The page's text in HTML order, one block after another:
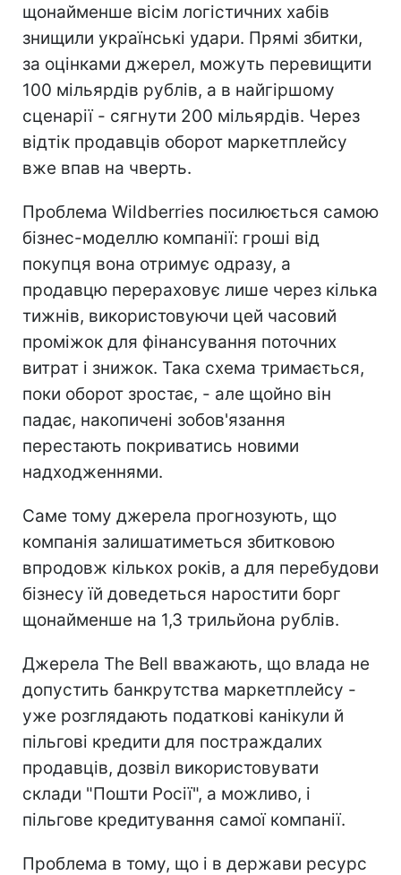
щонайменше вісім логістичних хабів
знищили українські удари. Прямі збитки,
за оцінками джерел, можуть перевищити
100 мільярдів рублів, а в найгіршому
сценарії - сягнути 200 мільярдів. Через
відтік продавців оборот маркетплейсу
вже впав на чверть.
Проблема Wildberries посилюється самою
бізнес-моделлю компанії: гроші від
покупця вона отримує одразу, а
продавцю перераховує лише через кілька
тижнів, використовуючи цей часовий
проміжок для фінансування поточних
витрат і знижок. Така схема тримається,
поки оборот зростає, - але щойно він
падає, накопичені зобов'язання
перестають покриватись новими
надходженнями.
Саме тому джерела прогнозують, що
компанія залишатиметься збитковою
впродовж кількох років, а для перебудови
бізнесу їй доведеться наростити борг
щонайменше на 1,3 трильйона рублів.
Джерела The Bell вважають, що влада не
допустить банкрутства маркетплейсу -
уже розглядають податкові канікули й
пільгові кредити для постраждалих
продавців, дозвіл використовувати
склади "Пошти Росії", а можливо, і
пільгове кредитування самої компанії.
Проблема в тому, що і в держави ресурс